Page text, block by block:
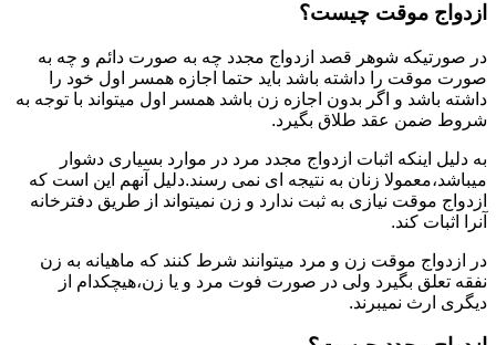
ازدواج موقت چیست؟
در صورتیکه شوهر قصد ازدواج مجدد چه به صورت دائم و چه به
صورت موقت را داشته باشد باید حتما اجازه همسر اول خود را
داشته باشد و اگر بدون اجازه زن باشد همسر اول میتواند با توجه به
شروط ضمن عقد طلاق بگیرد.
به دلیل اینکه اثبات ازدواج مجدد مرد در موارد بسیاری دشوار
میباشد،معمولا زنان به نتیجه ای نمی رسند.دلیل آنهم این است که
ازدواج موقت نیازی به ثبت ندارد و زن نمیتواند از طریق دفترخانه
آنرا اثبات کند.
در ازدواج موقت زن و مرد میتوانند شرط کنند که ماهیانه به زن
نفقه تعلق بگیرد ولی در صورت فوت مرد و یا زن،هیچکدام از
دیگری ارث نمیبرند.